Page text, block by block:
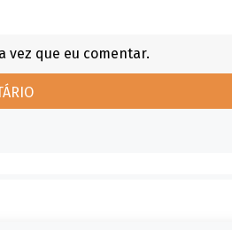
vez que eu comentar.